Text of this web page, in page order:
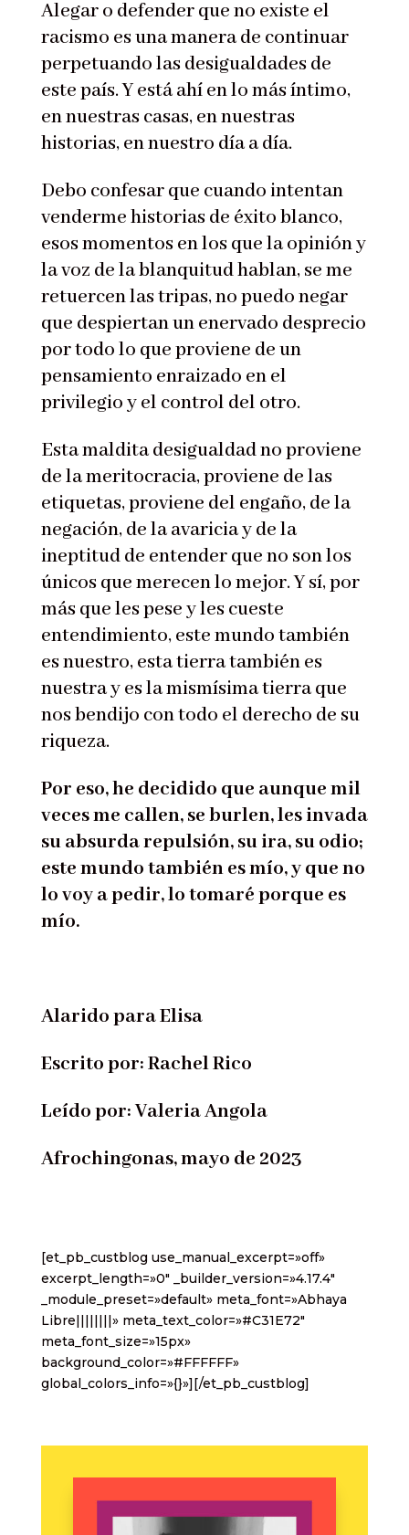
Alegar o defender que no existe el
racismo es una manera de continuar
perpetuando las desigualdades de
este país. Y está ahí en lo más íntimo,
en nuestras casas, en nuestras
historias, en nuestro día a día.
Debo confesar que cuando intentan
venderme historias de éxito blanco,
esos momentos en los que la opinión y
la voz de la blanquitud hablan, se me
retuercen las tripas, no puedo negar
que despiertan un enervado desprecio
por todo lo que proviene de un
pensamiento enraizado en el
privilegio y el control del otro.
Esta maldita desigualdad no proviene
de la meritocracia, proviene de las
etiquetas, proviene del engaño, de la
negación, de la avaricia y de la
ineptitud de entender que no son los
únicos que merecen lo mejor. Y sí, por
más que les pese y les cueste
entendimiento, este mundo también
es nuestro, esta tierra también es
nuestra y es la mismísima tierra que
nos bendijo con todo el derecho de su
riqueza.
Por eso, he decidido que aunque mil
veces me callen, se burlen, les invada
su absurda repulsión, su ira, su odio;
este mundo también es mío, y que no
lo voy a pedir, lo tomaré porque es
mío.
Alarido para Elisa
Escrito por: Rachel Rico
Leído por: Valeria Angola
Afrochingonas, mayo de 2023
[et_pb_custblog use_manual_excerpt=»off»
excerpt_length=»0″ _builder_version=»4.17.4″
_module_preset=»default» meta_font=»Abhaya
Libre||||||||» meta_text_color=»#C31E72″
meta_font_size=»15px»
background_color=»#FFFFFF»
global_colors_info=»{}»][/et_pb_custblog]